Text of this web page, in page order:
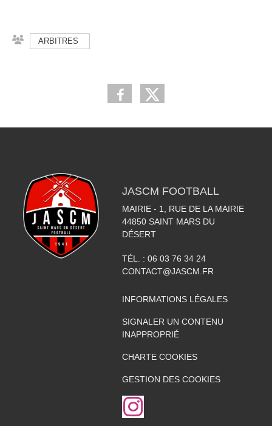
ARBITRES
JASCM FOOTBALL
MAIRIE - 1, RUE DE LA MAIRIE
44850 SAINT MARS DU
DÉSERT
TÉL. : 06 03 76 34 24
CONTACT@JASCM.FR
INFORMATIONS LÉGALES
SIGNALER UN CONTENU
INAPPROPRIÉ
CHARTE COOKIES
GESTION DES COOKIES